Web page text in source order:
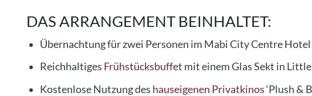
DAS ARRANGEMENT BEINHALTET:
Übernachtung für zwei Personen im Mabi City Centre Hotel
Reichhaltiges Frühstücksbuffet mit einem Glas Sekt in
Kostenlose Nutzung des hauseigenen Privatkinos‘Plush &